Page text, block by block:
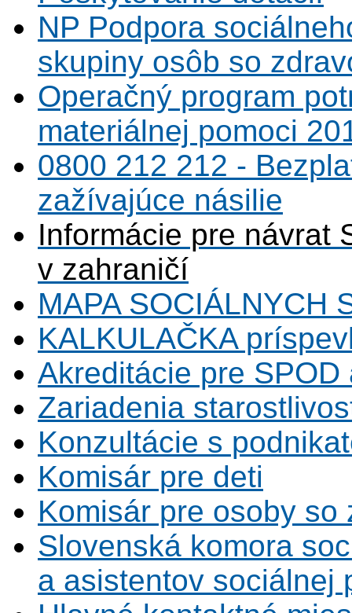
NP Podpora
skupiny osôb so
Operačný program
materiálnej pomoci
0800 212 212 -
zažívajúce násilie
Informácie pre návrat
v zahraničí
MAPA SOCIÁLNYCH
KALKULAČKA
Akreditácie pre
Zariadenia
Konzultácie s
Komisár pre deti
Komisár pre osoby
Slovenská komora
a asistentov sociálnej